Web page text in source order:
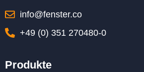
info@fenster.co
+49 (0) 351 270480-0
Produkte